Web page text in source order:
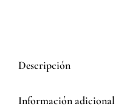
Descripción
Información adicional